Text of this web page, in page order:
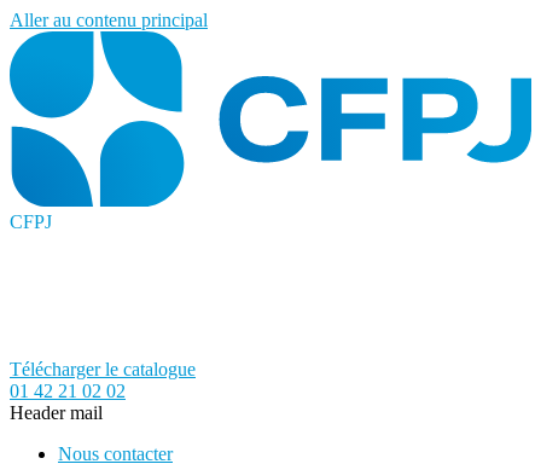
Aller au contenu principal
CFPJ
Télécharger le catalogue
01 42 21 02 02
Header mail
Nous contacter